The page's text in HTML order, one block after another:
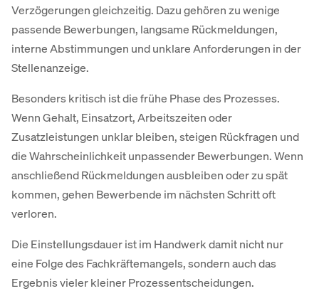
Verzögerungen gleichzeitig. Dazu gehören zu wenige
passende Bewerbungen, langsame Rückmeldungen,
interne Abstimmungen und unklare Anforderungen in der
Stellenanzeige.
Besonders kritisch ist die frühe Phase des Prozesses.
Wenn Gehalt, Einsatzort, Arbeitszeiten oder
Zusatzleistungen unklar bleiben, steigen Rückfragen und
die Wahrscheinlichkeit unpassender Bewerbungen. Wenn
anschließend Rückmeldungen ausbleiben oder zu spät
kommen, gehen Bewerbende im nächsten Schritt oft
verloren.
Die Einstellungsdauer ist im Handwerk damit nicht nur
eine Folge des Fachkräftemangels, sondern auch das
Ergebnis vieler kleiner Prozessentscheidungen.